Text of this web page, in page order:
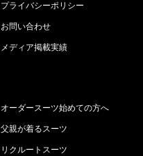
プライバシーポリシー
お問い合わせ
メディア掲載実績
オーダースーツ始めての方へ
父親が着るスーツ
リクルートスーツ